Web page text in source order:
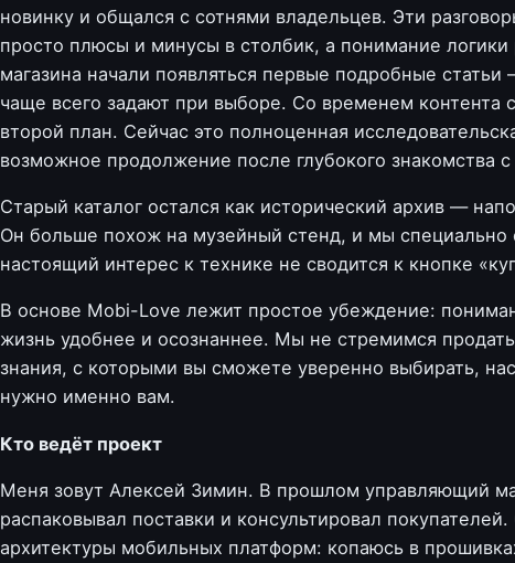
новинку и общался с сотнями владельцев. Эти
просто плюсы и минусы в столбик, а понимание логики
магазина начали появляться первые подробные
чаще всего задают при выборе. Со временем контента
второй план. Сейчас это полноценная
возможное продолжение после глубокого знакомства с
Старый каталог остался как исторический архив —
Он больше похож на музейный стенд, и мы специально
настоящий интерес к технике не сводится к кнопке
В основе Mobi-Love лежит простое убеждение:
жизнь удобнее и осознаннее. Мы не стремимся
знания, с которыми вы сможете уверенно выбирать,
нужно именно вам.
Кто ведёт проект
Меня зовут Алексей Зимин. В прошлом управляющий
распаковывал поставки и консультировал
архитектуры мобильных платформ: копаюсь в